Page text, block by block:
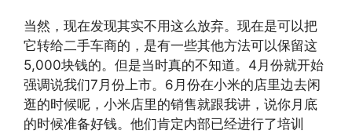
当然，现在发现其实不用这么放弃。现在是可以把
它转给二手车商的，是有一些其他方法可以保留这
5,000块钱的。但是当时真的不知道。4月份就开始
强调说我们7月份上市。6月份在小米的店里边去闲
逛的时候呢，小米店里的销售就跟我讲，说你月底
的时候准备好钱。他们肯定内部已经进行了培训